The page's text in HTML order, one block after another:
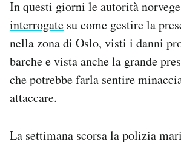
In questi giorni le autorità
interrogate su come gestire la
nella zona di Oslo, visti i danni
barche e vista anche la grande
che potrebbe farla sentire
attaccare.
La settimana scorsa la polizia